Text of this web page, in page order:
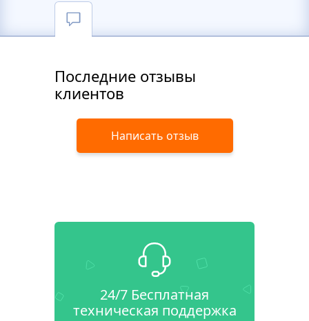
Последние отзывы
клиентов
Написать отзыв
24/7 Бесплатная
техническая поддержка